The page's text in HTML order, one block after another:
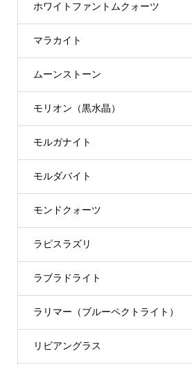
ホワイトファントムクォーツ
マラカイト
ムーンストーン
モリオン（黒水晶）
モルガナイト
モルダバイト
モンドクォーツ
ラピスラズリ
ラブラドライト
ラリマー（ブルーペクトライト）
リビアングラス